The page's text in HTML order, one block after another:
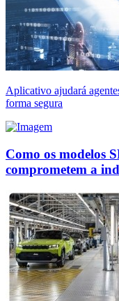
Aplicativo ajudará
forma segura
Como os modelos
comprometem a